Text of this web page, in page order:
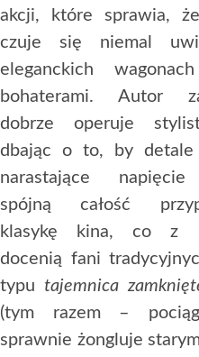
akcji, które sprawia,
czuje się niemal
eleganckich
bohaterami. Autor
dobrze operuje
dbając o to, by
narastające napięcie
spójną całość
klasykę kina, co z
docenią fani
typutajemnica
(tym razem –
sprawnie żongluje